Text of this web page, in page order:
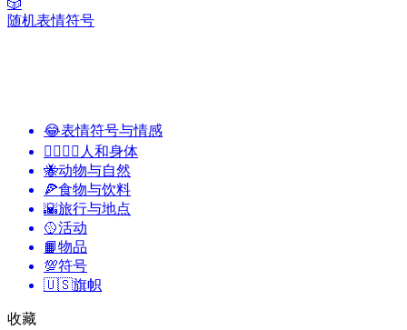
🎲
随机表情符号
😂表情符号与情感
👩‍❤️‍💋‍👨 人和身体
🐝动物与自然
🍕食物与饮料
🌇旅行与地点
🥎活动
📙物品
💯符号
🇺🇸旗帜
收藏